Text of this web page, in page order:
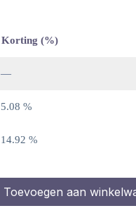
Korting (%)
—
5.08 %
14.92 %
Toevoegen aan